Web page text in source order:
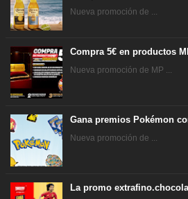
Nueva promoción de ...
Compra 5€ en productos
Nueva promoción de MP ...
Gana premios Pokémon
Nueva promoción de ...
La promo